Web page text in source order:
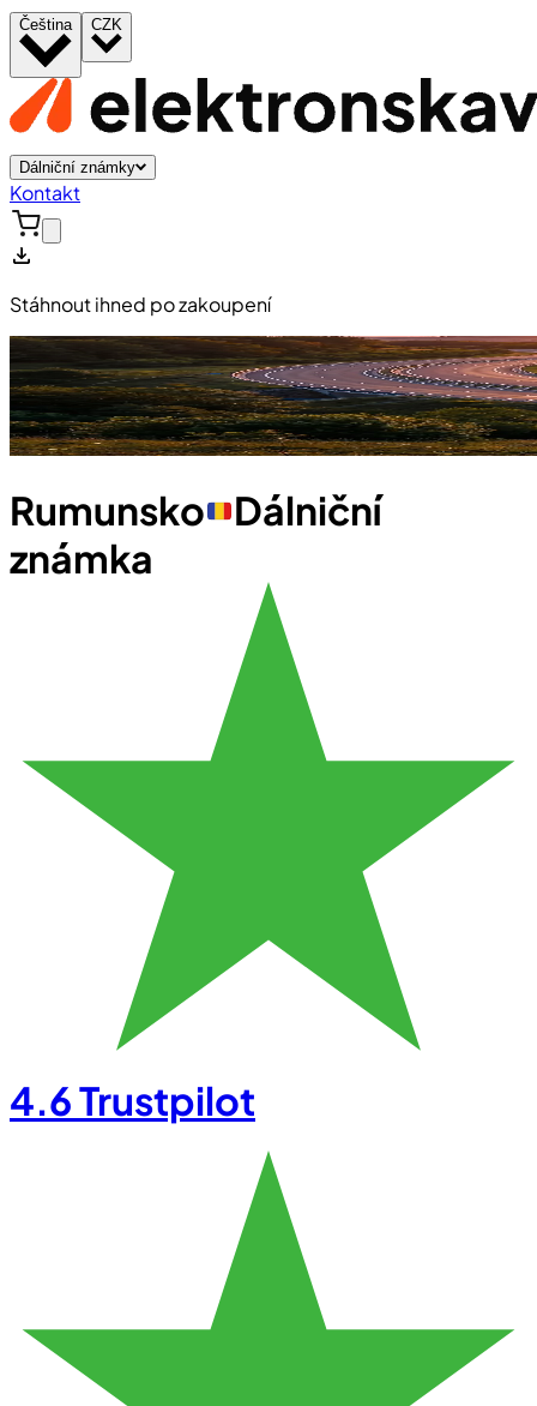
Čeština CZK
Dálniční známky
Kontakt
Stáhnout ihned po zakoupení
Rumunsko
Dálniční
známka
4.6Trustpilot